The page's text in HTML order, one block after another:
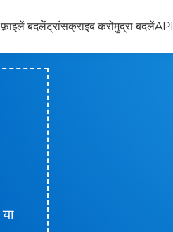
फ़ाइलें बदलेंट्रांसक्राइब करोमुद्रा बदलेंAPI
या